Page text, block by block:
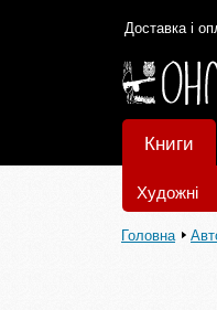
Доставка і
Книги
Художні
Головна